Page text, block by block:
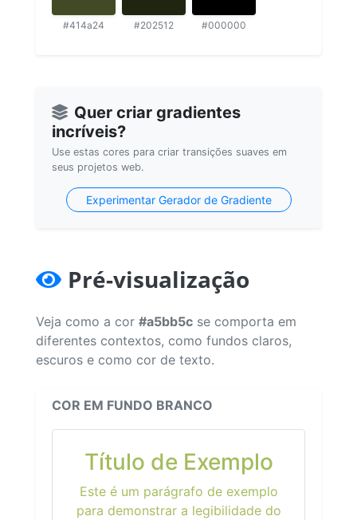
#414a24 #202512 #000000
Quer criar gradientes
incríveis?
Use estas cores para criar transições suaves em
seus projetos web.
Experimentar Gerador de Gradiente
Pré-visualização
Veja como a cor #a5bb5c se comporta em
diferentes contextos, como fundos claros,
escuros e como cor de texto.
COR EM FUNDO BRANCO
Título de Exemplo
Este é um parágrafo de exemplo
para demonstrar a legibilidade do